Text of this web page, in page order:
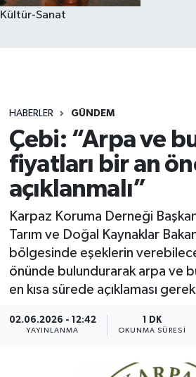
Kültür-Sanat
HABERLER GÜNDEM
Çebi: “Arpa ve
fiyatları bir an
açıklanmalı”
Karpaz Koruma Derneği
Tarım ve Doğal Kaynaklar
bölgesinde eşeklerin
önünde bulundurarak arpa ve
en kısa sürede açıklaması
02.06.2026 - 12:42
YAYINLANMA
1 DK
OKUNMA SÜRESI